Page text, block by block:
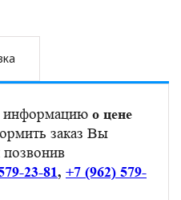
информацию о цене
заказ Вы
позвонив
23-81, +7 (962) 579-